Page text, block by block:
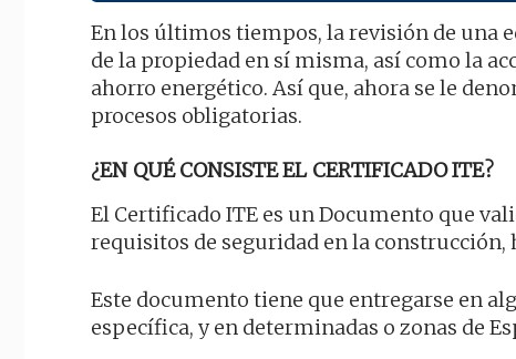
En los últimos tiempos, la revisión de una
de la propiedad en sí misma, así como la
ahorro energético. Así que, ahora se le
procesos obligatorias.
¿EN QUÉ CONSISTE EL CERTIFICADO ITE?
El Certificado ITE es un Documento que
requisitos de seguridad en la construcción,
Este documento tiene que entregarse en
específica, y en determinadas o zonas de